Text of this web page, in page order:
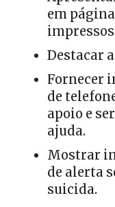
em
Destacar
Fornecer
de
apoio e
ajuda.
Mostrar
de alerta
suicida.